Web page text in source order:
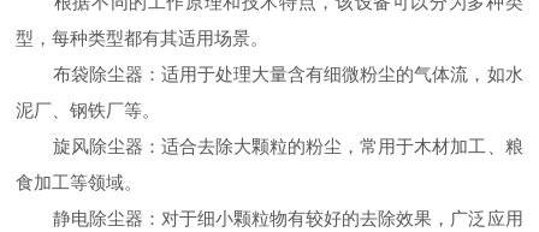
型，每种类型都有其适用场景。
布袋除尘器：适用于处理大量含有细微粉尘的气体流，如水
泥厂、钢铁厂等。
旋风除尘器：适合去除大颗粒的粉尘，常用于木材加工、粮
食加工等领域。
静电除尘器：对于细小颗粒物有较好的去除效果，广泛应用